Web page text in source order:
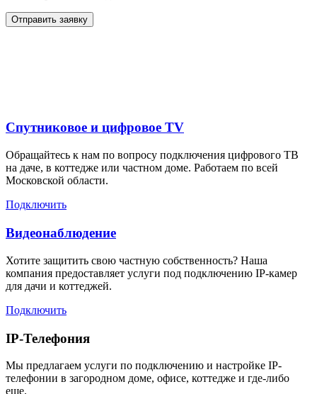
Отправить заявку
Спутниковое и цифровое TV
Обращайтесь к нам по вопросу подключения цифрового ТВ
на даче, в коттедже или частном доме. Работаем по всей
Московской области.
Подключить
Видеонаблюдение
Хотите защитить свою частную собственность? Наша
компания предоставляет услуги под подключению IP-камер
для дачи и коттеджей.
Подключить
IP-Телефония
Мы предлагаем услуги по подключению и настройке IP-
телефонии в загородном доме, офисе, коттедже и где-либо
еще.